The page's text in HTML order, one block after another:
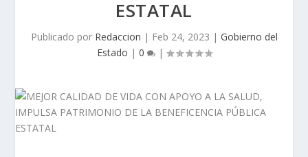
ESTATAL
Publicado por Redaccion | Feb 24, 2023 | Gobierno del
Estado | 0 |